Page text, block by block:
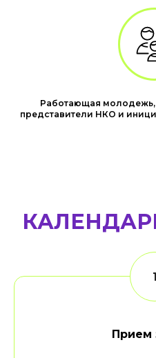
Работающая
представители НКО и
Прием